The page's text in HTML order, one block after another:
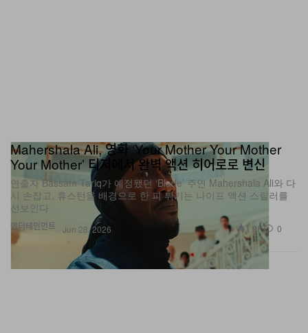
엔터테인먼트
Mahershala Ali, 영화 ‘Your Mother Your Mother
Your Mother’ 티저에서 완벽 액션 히어로로 변신
연출자 Bassam Tariq가 예정됐던 ‘Blade’ 주연 Mahershala Ali와 다
시 손잡고, 휴스턴을 배경으로 한 피 튀기는 나이프 액션 스릴러를
선보인다
Jun 28, 2026 1.9K 0